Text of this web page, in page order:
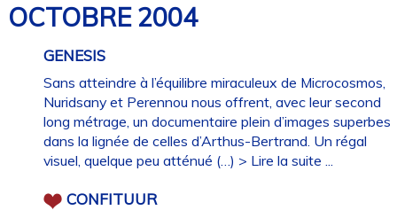
OCTOBRE2004
GENESIS
Sans atteindre à l’équilibre miraculeux de Microcosmos,
Nuridsany et Perennou nous offrent, avec leur second
long métrage, un documentaire plein d’images superbes
dans la lignée de celles d’Arthus-Bertrand. Un régal
visuel, quelque peu atténué (…) > Lire la suite ...
CONFITUUR